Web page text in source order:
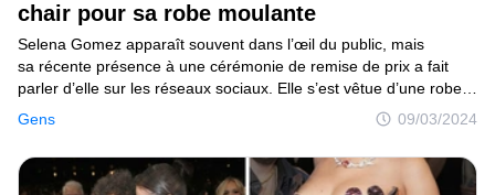
chair pour sa robe moulante
Gens 09/03/2024
Selena Gomez apparaît souvent dans l’œil du public, mais
sa récente présence à une cérémonie de remise de prix a fait
parler d’elle sur les réseaux sociaux. Elle s’est vêtue d’une robe
blanche fantaisiste, et pourtant les avis divergent. Certains ont
admiré sa beauté, tandis que d’autres ont estimé qu’elle
paraissait plus âgée que son âge et ont déclaré que la robe ne lui
allait pas vraiment.